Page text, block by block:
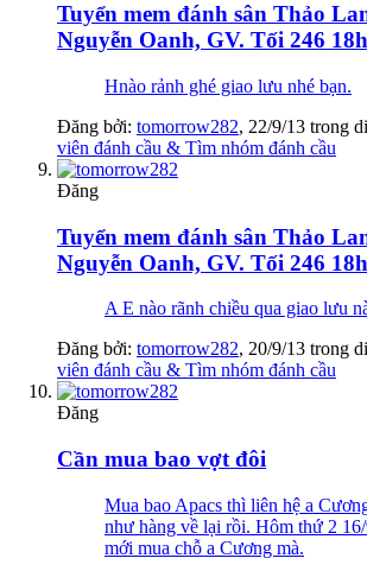
Tuyển mem đánh sân Thảo
Nguyễn Oanh, GV. Tối 246
Hnào rảnh ghé giao lưu nhé bạn.
Đăng bởi: tomorrow282, 22/9/13 trong
viên đánh cầu & Tìm nhóm đánh cầu
Đăng
Tuyển mem đánh sân Thảo
Nguyễn Oanh, GV. Tối 246
A E nào rãnh chiều qua giao lưu
Đăng bởi: tomorrow282, 20/9/13 trong
viên đánh cầu & Tìm nhóm đánh cầu
Đăng
Cần mua bao vợt đôi
Mua bao Apacs thì liên hệ a
như hàng về lại rồi. Hôm thứ 2
mới mua chỗ a Cương mà.